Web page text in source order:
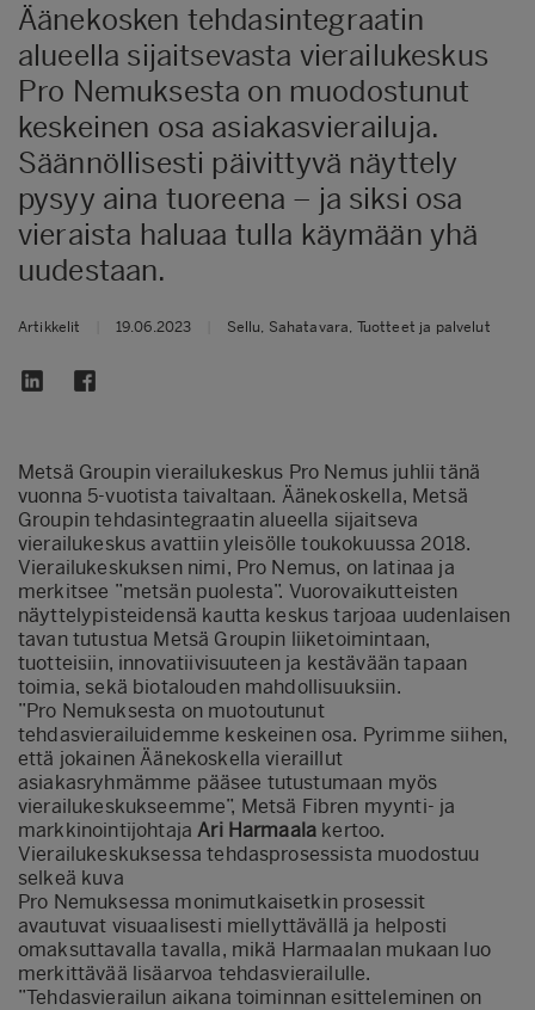
Äänekosken tehdasintegraatin
alueella sijaitsevasta vierailukeskus
Pro Nemuksesta on muodostunut
keskeinen osa asiakasvierailuja.
Säännöllisesti päivittyvä näyttely
pysyy aina tuoreena – ja siksi osa
vieraista haluaa tulla käymään yhä
uudestaan.
Artikkelit 19.06.2023 Sellu, Sahatavara, Tuotteet ja palvelut
Metsä Groupin vierailukeskus Pro Nemus juhlii tänä
vuonna 5-vuotista taivaltaan. Äänekoskella, Metsä
Groupin tehdasintegraatin alueella sijaitseva
vierailukeskus avattiin yleisölle toukokuussa 2018.
Vierailukeskuksen nimi, Pro Nemus, on latinaa ja
merkitsee ”metsän puolesta”. Vuorovaikutteisten
näyttelypisteidensä kautta keskus tarjoaa uudenlaisen
tavan tutustua Metsä Groupin liiketoimintaan,
tuotteisiin, innovatiivisuuteen ja kestävään tapaan
toimia, sekä biotalouden mahdollisuuksiin.
”Pro Nemuksesta on muotoutunut
tehdasvierailuidemme keskeinen osa. Pyrimme siihen,
että jokainen Äänekoskella vieraillut
asiakasryhmämme pääsee tutustumaan myös
vierailukeskukseemme”, Metsä Fibren myynti- ja
markkinointijohtajaAri Harmaala kertoo.
Vierailukeskuksessa tehdasprosessista muodostuu
selkeä kuva
Pro Nemuksessa monimutkaisetkin prosessit
avautuvat visuaalisesti miellyttävällä ja helposti
omaksuttavalla tavalla, mikä Harmaalan mukaan luo
merkittävää lisäarvoa tehdasvierailulle.
”Tehdasvierailun aikana toiminnan esitteleminen on